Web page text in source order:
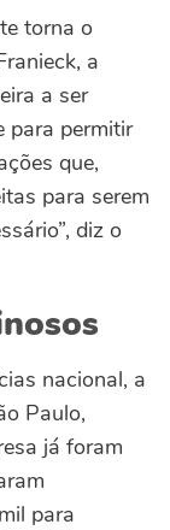
torna o
a
a ser
para permitir
que,
para serem
diz o
nacional, a
Paulo,
já foram
para